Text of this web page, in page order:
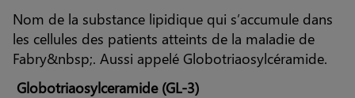
Nom de la substance lipidique qui s’accumule dans
les cellules des patients atteints de la maladie de
Fabry&nbsp;. Aussi appelé Globotriaosylcéramide.
Globotriaosylceramide (GL-3)